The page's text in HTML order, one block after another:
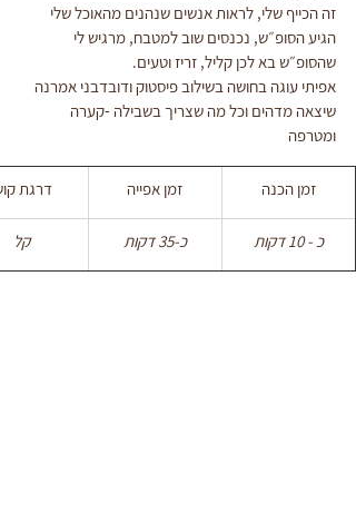
זה הכייף שלי, לראות אנשים שנהנים מהאוכל שלי
הגיע הסופ״ש, נכנסים שוב למטבח, מרגיש לי
שהסופ״ש בא לכן קליל, זריז וטעים.
אפיתי עוגה בחושה בשילוב פיסטוק ודובדבני אמרנה
שיצאה מדהים וכל מה שצריך בשבילה -קערה
ומטרפה
זמן הכנה זמן אפייה דרגת
כ - 10 דקות כ-35 דקות קל